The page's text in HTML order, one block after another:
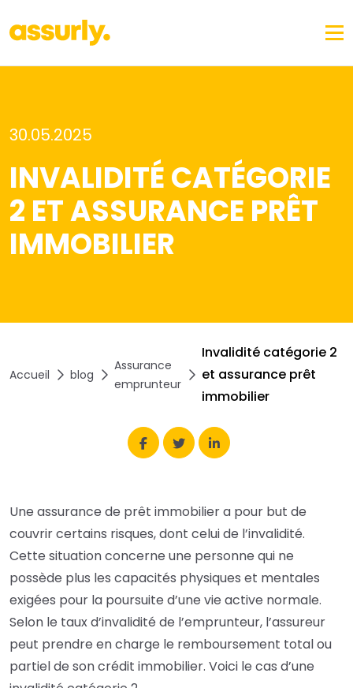
30.05.2025
INVALIDITÉ CATÉGORIE
2 ET ASSURANCE PRÊT
IMMOBILIER
Accueil blog
Assurance
emprunteur
Invalidité catégorie 2
et assurance prêt
immobilier
Une assurance de prêt immobilier a pour but de
couvrir certains risques, dont celui de l’invalidité.
Cette situation concerne une personne qui ne
possède plus les capacités physiques et mentales
exigées pour la poursuite d’une vie active normale.
Selon le taux d’invalidité de l’emprunteur, l’assureur
peut prendre en charge le remboursement total ou
partiel de son crédit immobilier. Voici le cas d’une